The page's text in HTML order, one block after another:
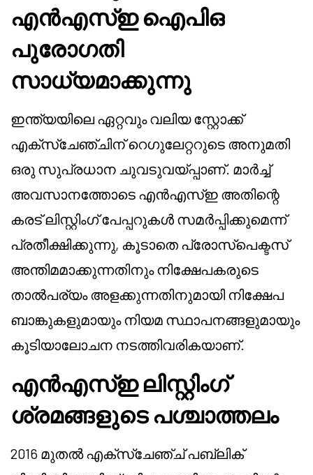
എൻഎസ്ഇ ഐപിഒ
പുരോഗതി
സാധ്യമാക്കുന്നു
ഇന്ത്യയിലെ ഏറ്റവും വലിയ സ്റ്റോക്ക്
എക്സ്ചേഞ്ചിന് റെഗുലേറ്ററുടെ അനുമതി
ഒരു സുപ്രധാന ചുവടുവയ്പ്പാണ്. മാർച്ച്
അവസാനത്തോടെ എൻ‌എസ്‌ഇ അതിന്റെ
കരട് ലിസ്റ്റിംഗ് പേപ്പറുകൾ സമർപ്പിക്കുമെന്ന്
പ്രതീക്ഷിക്കുന്നു, കൂടാതെ പ്രോസ്‌പെക്ടസ്
അന്തിമമാക്കുന്നതിനും നിക്ഷേപകരുടെ
താൽപര്യം അളക്കുന്നതിനുമായി നിക്ഷേപ
ബാങ്കുകളുമായും നിയമ സ്ഥാപനങ്ങളുമായും
കൂടിയാലോചന നടത്തിവരികയാണ്.
എൻഎസ്ഇ ലിസ്റ്റിംഗ്
ശ്രമങ്ങളുടെ പശ്ചാത്തലം
2016 മുതൽ എക്സ്ചേഞ്ച് പബ്ലിക്